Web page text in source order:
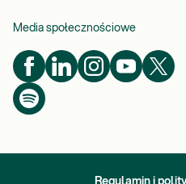
Media społecznościowe
Regulamin i